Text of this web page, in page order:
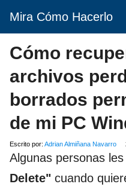
Mira Cómo Hacerlo
Cómo
archivos
borrados
de mi PC
Escrito por: Adrian Almiñana Navarro
Algunas personas
Delete" cuando